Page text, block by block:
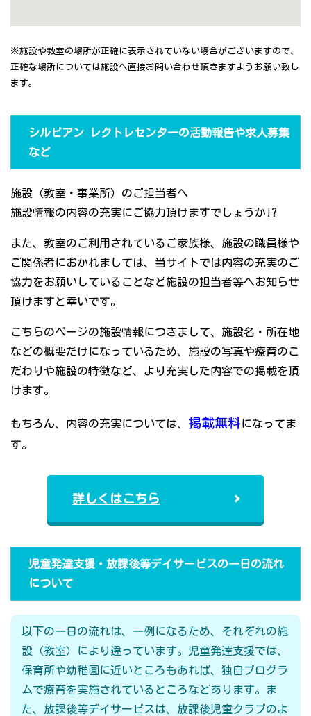
※施設や教室の場所が正確に表示されていない場合がございますので、
正確な場所については施設へ直接お問い合わせ頂きますようお願い致し
ます。
シルビアン レクトレセンターの活動報告や求人募集
など
施設（教室・事業所）のご担当者へ
施設情報の内容の充実にご協力頂けますでしょうか!?
また、教室のご利用されているご家族様、施設の職員様や
ご関係者におかれましては、当サイトでは内容の充実のご
協力をお願いしていることなど施設の担当者等へお知らせ
頂けますと幸いです。
こちらのページの施設情報につきまして、施設名・所在地
などの概要だけになっているため、施設の写真や療育のこ
だわりや施設の特徴など、より充実した内容での掲載を頂
けます。
もちろん、内容の充実については、 掲載無料になってま
す。
詳しくはこちら
児童発達支援・放課後等デイサービスの一日の流れ
について
以下の一日の流れは、一例になるため、それぞれの施
設（教室）により違っています。児童発達支援では、
保育所や幼稚園に近いところもあれば、独自プログラ
ムで療育を実施されているところなどあります。ま
た、放課後等デイサービスは、放課後児童クラブのよ